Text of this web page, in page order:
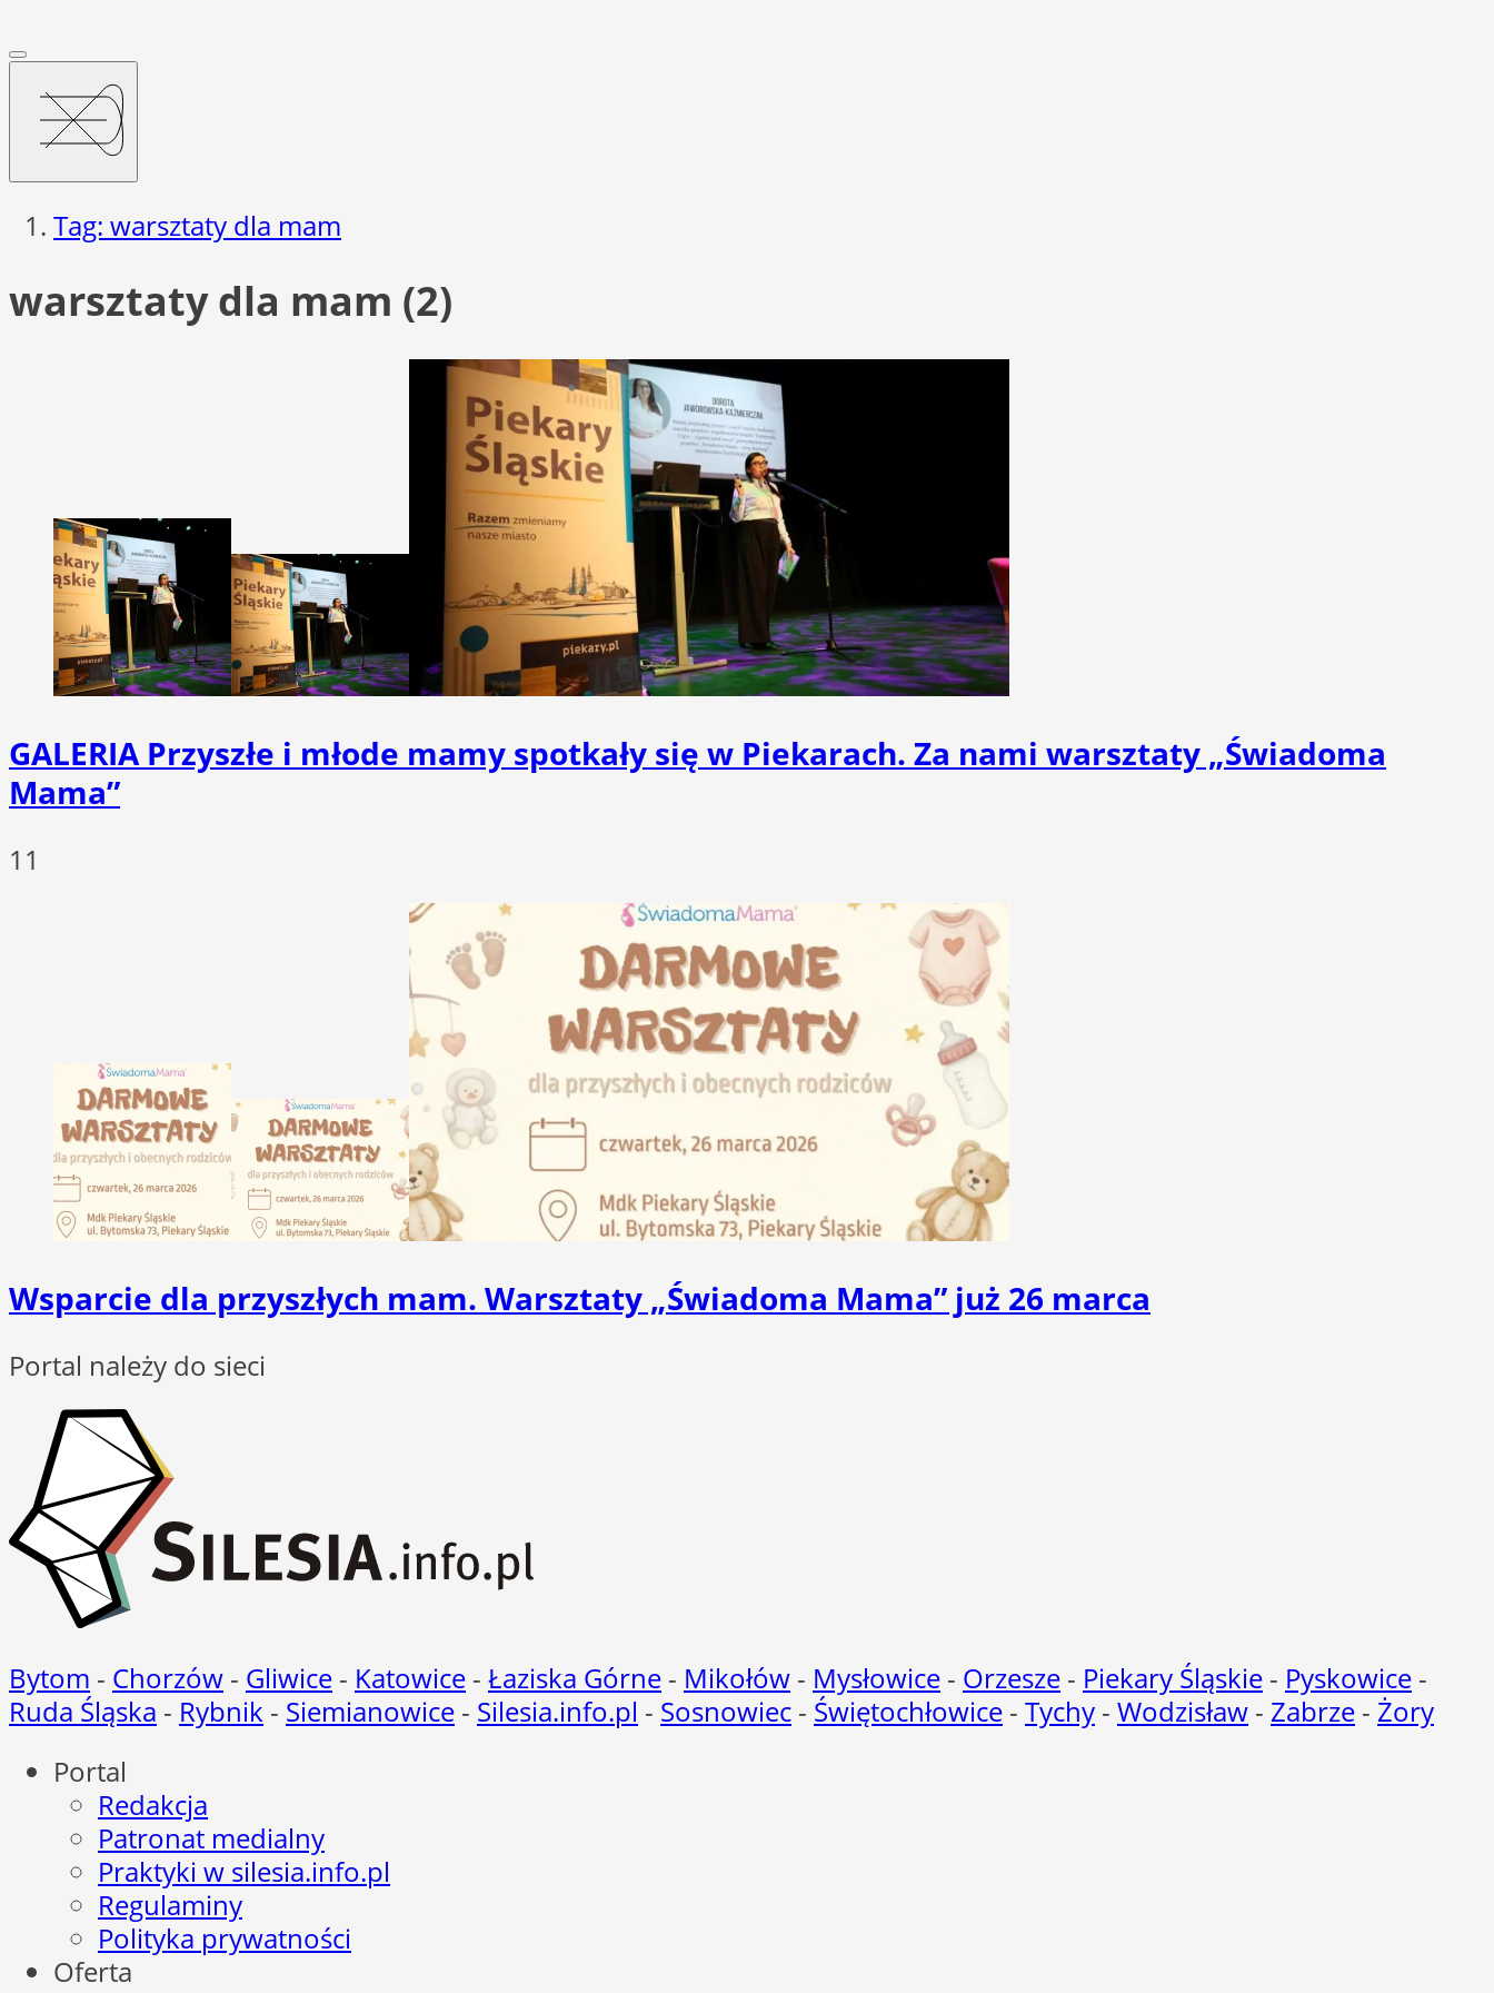
Tag: warsztaty dla mam
warsztaty dla mam (2)
GALERIAPrzyszłe i młode mamy spotkały się w Piekarach. Za nami warsztaty „Świadoma
Mama”
11
Wsparcie dla przyszłych mam. Warsztaty „Świadoma Mama” już 26 marca
Portal należy do sieci
Bytom - Chorzów - Gliwice - Katowice - Łaziska Górne - Mikołów - Mysłowice - Orzesze - Piekary Śląskie - Pyskowice -
Ruda Śląska - Rybnik - Siemianowice - Silesia.info.pl - Sosnowiec - Świętochłowice - Tychy - Wodzisław - Zabrze - Żory
Portal
Redakcja
Patronat medialny
Praktyki w silesia.info.pl
Regulaminy
Polityka prywatności
Oferta